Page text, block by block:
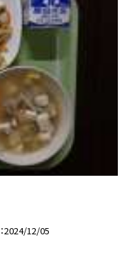
2024/12/05